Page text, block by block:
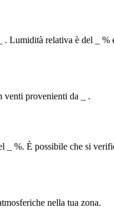
Lumidità relativa è del _ %
venti provenienti da _ .
_ %. È possibile che si
nella tua zona.